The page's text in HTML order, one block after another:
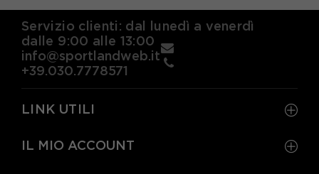
Servizio clienti: dal lunedì a venerdì
dalle 9:00 alle 13:00
info@sportlandweb.it
+39.030.7778571
LINK UTILI
IL MIO ACCOUNT